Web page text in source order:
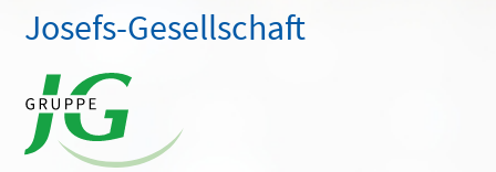
Josefs-Gesellschaft